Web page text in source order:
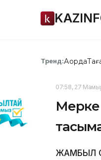
Тренд:Ақорда
07:58, 27
Мерке
ЖАМБЫЛ